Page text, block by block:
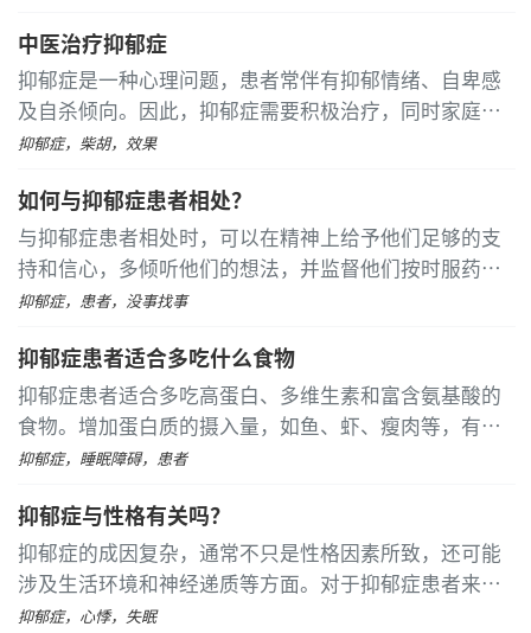
中医治疗抑郁症
抑郁症是一种心理问题，患者常伴有抑郁情绪、自卑感
及自杀倾向。因此，抑郁症需要积极治疗，同时家庭也
应提供足够的关怀和支持，帮助患者尽快恢复。中医在
遥散等药物都可用于治疗
抑郁症，柴胡，效果
如何与抑郁症患者相处？
与抑郁症患者相处时，可以在精神上给予他们足够的支
持和信心，多倾听他们的想法，并监督他们按时服药。
平时也可以通过邀请他们参加曾经喜欢的活动来改变生
们的情感和思维
抑郁症，患者，没事找事
抑郁症患者适合多吃什么食物
抑郁症患者适合多吃高蛋白、多维生素和富含氨基酸的
食物。增加蛋白质的摄入量，如鱼、虾、瘦肉等，有助
于提高大脑的兴奋性。新鲜蔬菜和水果也是不错的选
物能够提供丰富的维生素和矿物质
抑郁症，睡眠障碍，患者
抑郁症与性格有关吗？
抑郁症的成因复杂，通常不只是性格因素所致，还可能
涉及生活环境和神经递质等方面。对于抑郁症患者来
说，治疗手段包括一般疗法和药物治疗
抑郁症，心悸，失眠